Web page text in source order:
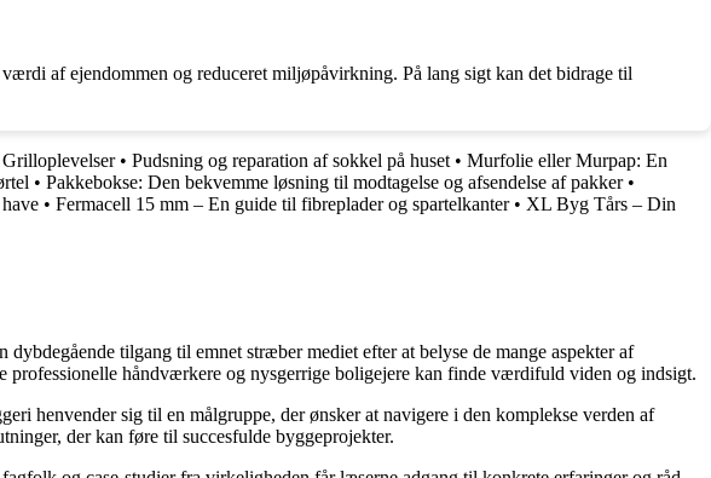
af ejendommen og reduceret miljøpåvirkning. På lang sigt kan det bidrage til
• Pudsning og reparation af sokkel på huset • Murfolie eller Murpap: En
• Pakkebokse: Den bekvemme løsning til modtagelse og afsendelse af pakker•
• Fermacell 15 mm – En guide til fibreplader og spartelkanter• XL Byg Tårs – Din
tilgang til emnet stræber mediet efter at belyse de mange aspekter af
håndværkere og nysgerrige boligejere kan finde værdifuld viden og indsigt.
henvender sig til en målgruppe, der ønsker at navigere i den komplekse verden af
der kan føre til succesfulde byggeprojekter.